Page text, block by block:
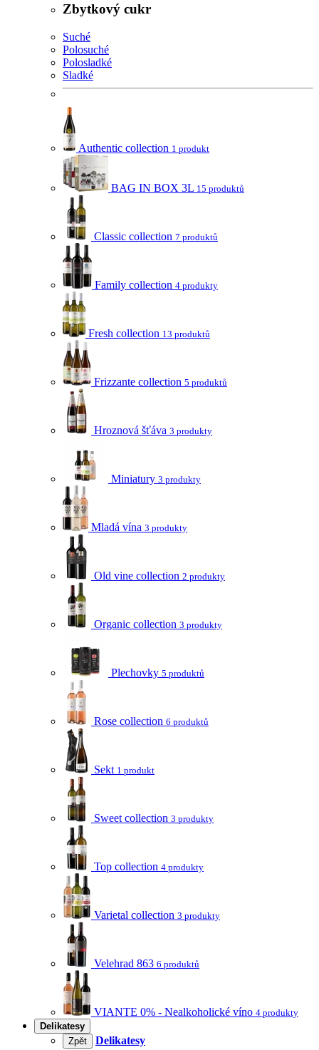
Zbytkový cukr
Suché
Polosuché
Polosladké
Sladké
Authentic collection 1 produkt
BAG IN BOX 3L 15 produktů
Classic collection 7 produktů
Family collection 4 produkty
Fresh collection 13 produktů
Frizzante collection 5 produktů
Hroznová šťáva 3 produkty
Miniatury 3 produkty
Mladá vína 3 produkty
Old vine collection 2 produkty
Organic collection 3 produkty
Plechovky 5 produktů
Rose collection 6 produktů
Sekt 1 produkt
Sweet collection 3 produkty
Top collection 4 produkty
Varietal collection 3 produkty
Velehrad 863 6 produktů
VIANTE 0% - Nealkoholické víno 4 produkty
Delikatesy
Zpět
Delikatesy